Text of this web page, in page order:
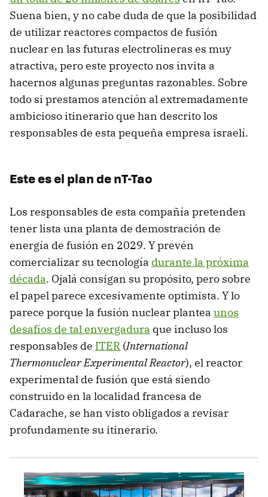
Suena bien, y no cabe duda de que la posibilidad
de utilizar reactores compactos de fusión
nuclear en las futuras electrolineras es muy
atractiva, pero este proyecto nos invita a
hacernos algunas preguntas razonables. Sobre
todo si prestamos atención al extremadamente
ambicioso itinerario que han descrito los
responsables de esta pequeña empresa israelí.
Este es el plan de nT-Tao
Los responsables de esta compañía pretenden
tener lista una planta de demostración de
energía de fusión en 2029. Y prevén
comercializar su tecnología durante la próxima
década. Ojalá consigan su propósito, pero sobre
el papel parece excesivamente optimista. Y lo
parece porque la fusión nuclear plantea unos
desafíos de tal envergadura que incluso los
responsables de ITER (International
Thermonuclear Experimental Reactor), el reactor
experimental de fusión que está siendo
construido en la localidad francesa de
Cadarache, se han visto obligados a revisar
profundamente su itinerario.